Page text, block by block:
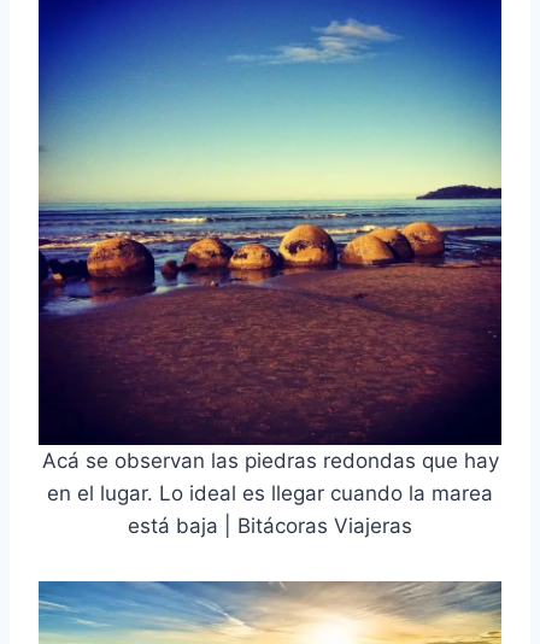
Acá se observan las piedras redondas que hay
en el lugar. Lo ideal es llegar cuando la marea
está baja | Bitácoras Viajeras